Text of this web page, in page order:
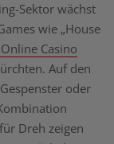
Sektor wächst
wie „House
Casino
Auf den
oder
Dreh zeigen